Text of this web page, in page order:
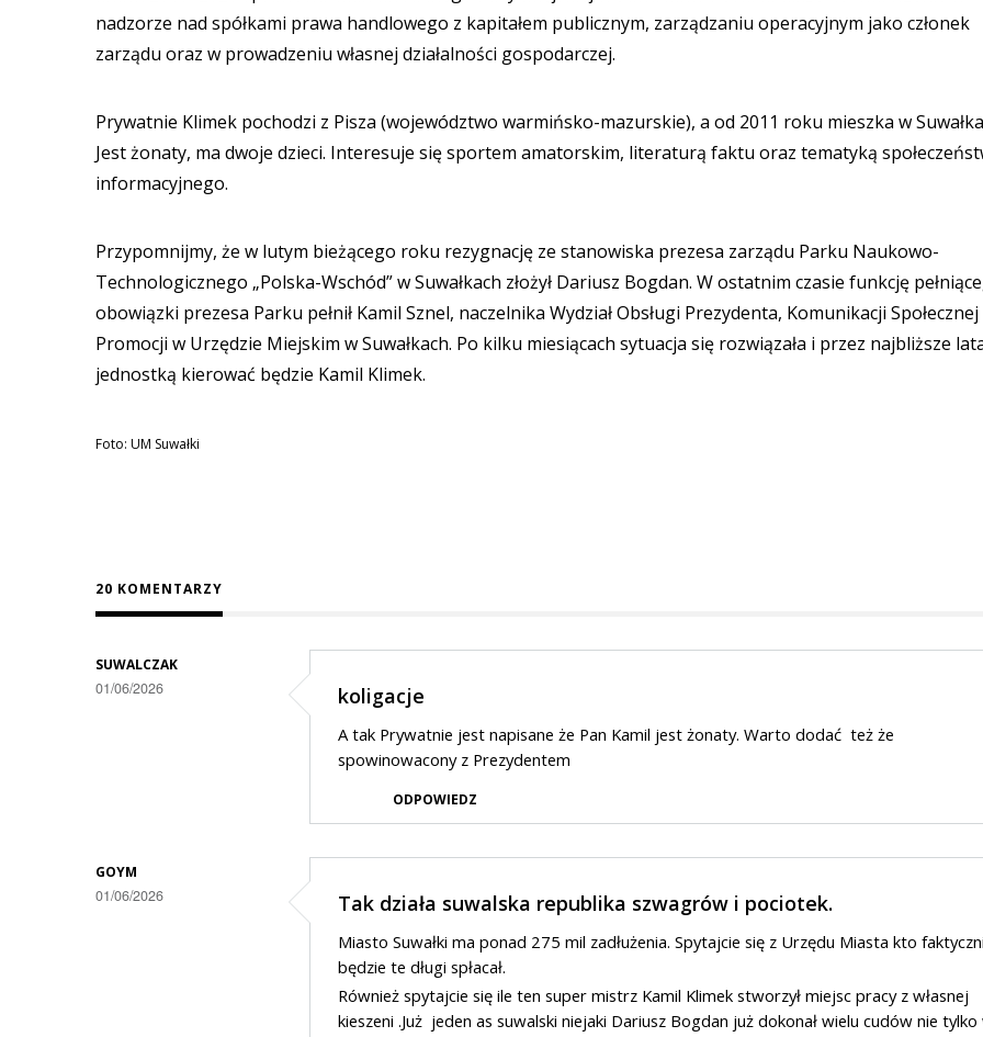
nadzorze nad spółkami prawa handlowego z kapitałem publicznym, zarządzaniu operacyjnym jako członek
zarządu oraz w prowadzeniu własnej działalności gospodarczej.
Prywatnie Klimek pochodzi z Pisza (województwo warmińsko-mazurskie), a od 2011 roku mieszka w
Jest żonaty, ma dwoje dzieci. Interesuje się sportem amatorskim, literaturą faktu oraz tematyką
informacyjnego.
Przypomnijmy, że w lutym bieżącego roku rezygnację ze stanowiska prezesa zarządu Parku Naukowo-
Technologicznego „Polska-Wschód” w Suwałkach złożył Dariusz Bogdan. W ostatnim czasie funkcję
obowiązki prezesa Parku pełnił Kamil Sznel, naczelnika Wydział Obsługi Prezydenta, Komunikacji Społecznej
Promocji w Urzędzie Miejskim w Suwałkach. Po kilku miesiącach sytuacja się rozwiązała i przez najbliższe
jednostką kierować będzie Kamil Klimek.
Foto: UM Suwałki
20 KOMENTARZY
SUWALCZAK
01/06/2026 koligacje
A tak Prywatnie jest napisane że Pan Kamil jest żonaty. Warto dodać też że
spowinowacony z Prezydentem
ODPOWIEDZ
GOYM
01/06/2026 Tak działa suwalska republika szwagrów i pociotek.
Miasto Suwałki ma ponad 275 mil zadłużenia. Spytajcie się z Urzędu Miasta kto
będzie te długi spłacał.
Również spytajcie się ile ten super mistrz Kamil Klimek stworzył miejsc pracy z własnej
kieszeni .Już jeden as suwalski niejaki Dariusz Bogdan już dokonał wielu cudów nie tylko